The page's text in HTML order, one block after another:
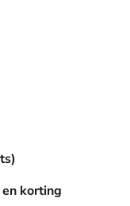
korting